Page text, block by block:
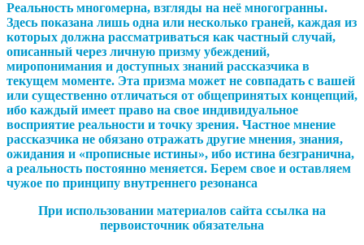
Реальность многомерна, взгляды на неё многогранны.
Здесь показана лишь одна или несколько граней, каждая из
которых должна рассматриваться как частный случай,
описанный через личную призму убеждений,
миропонимания и доступных знаний рассказчика в
текущем моменте. Эта призма может не совпадать с вашей
или существенно отличаться от общепринятых концепций,
ибо каждый имеет право на свое индивидуальное
восприятие реальности и точку зрения. Частное мнение
рассказчика не обязано отражать другие мнения, знания,
ожидания и «прописные истины», ибо истина безгранична,
а реальность постоянно меняется. Берем свое и оставляем
чужое по принципу внутреннего резонанса
При использовании материалов сайта ссылка на
первоисточник обязательна